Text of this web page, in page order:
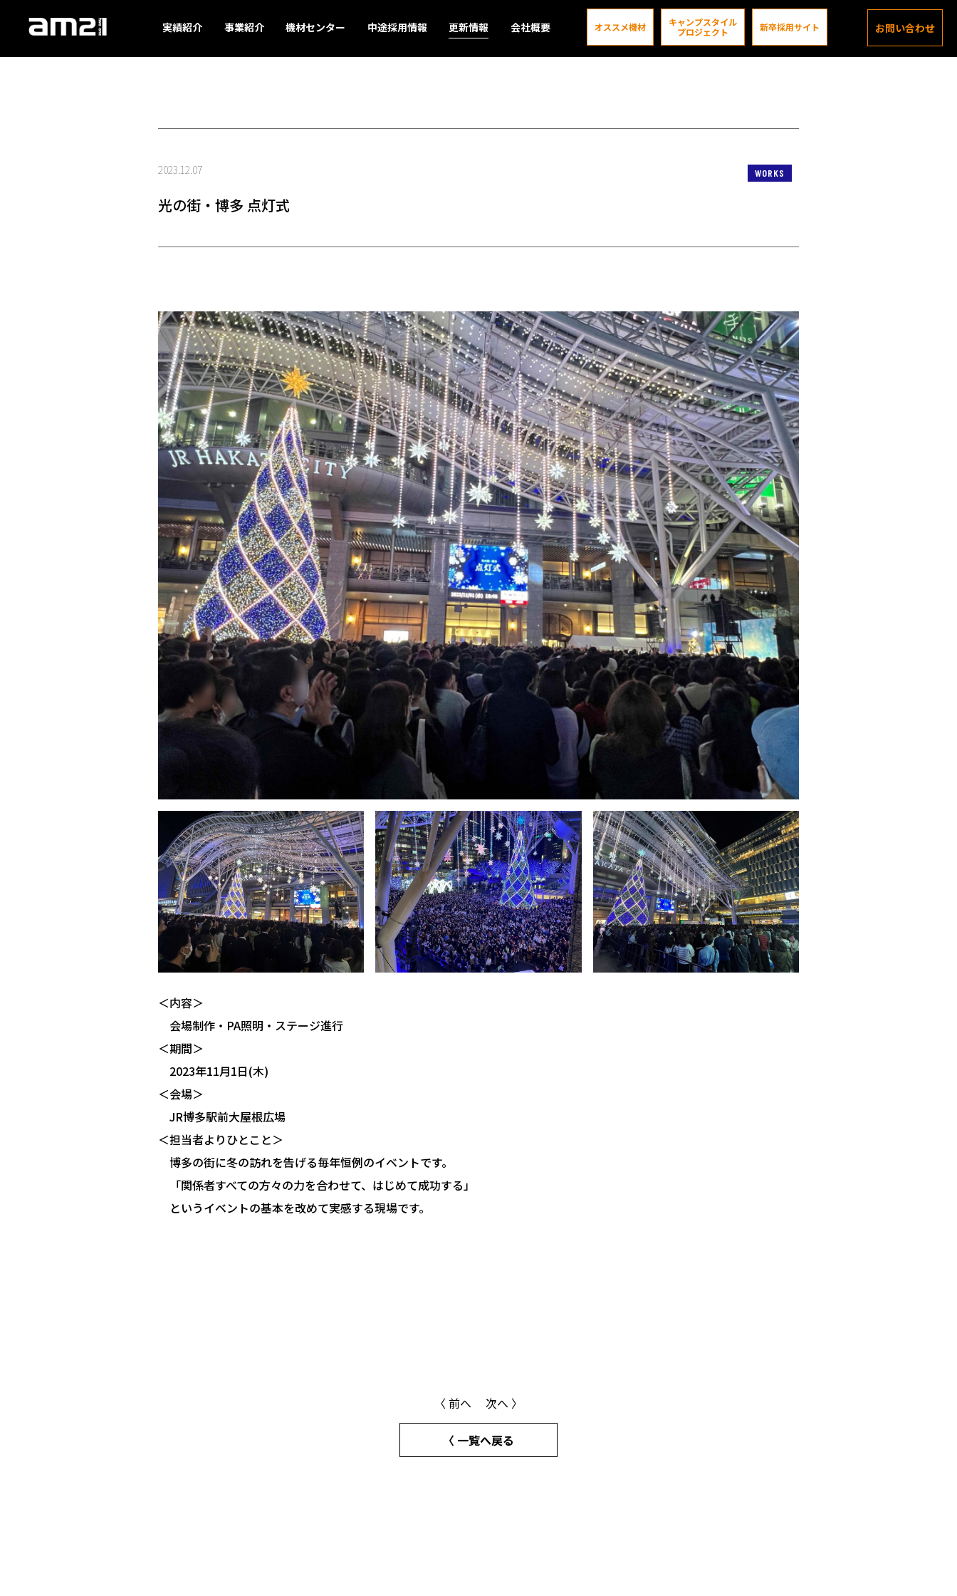
実績紹介 事業紹介 機材センター 中途採用情報 更新情報 会社概要 オススメ機材
キャンプスタイル
プロジェクト
新卒採用サイト お問い合わせ
更新情報
2023.12.07 WORKS
光の街・博多 点灯式
＜内容＞
会場制作・PA照明・ステージ進行
＜期間＞
2023年11月1日(木)
＜会場＞
JR博多駅前大屋根広場
＜担当者よりひとこと＞
博多の街に冬の訪れを告げる毎年恒例のイベントです。
「関係者すべての方々の力を合わせて、はじめて成功する」
というイベントの基本を改めて実感する現場です。
〈 前へ 次へ 〉
〈 一覧へ戻る